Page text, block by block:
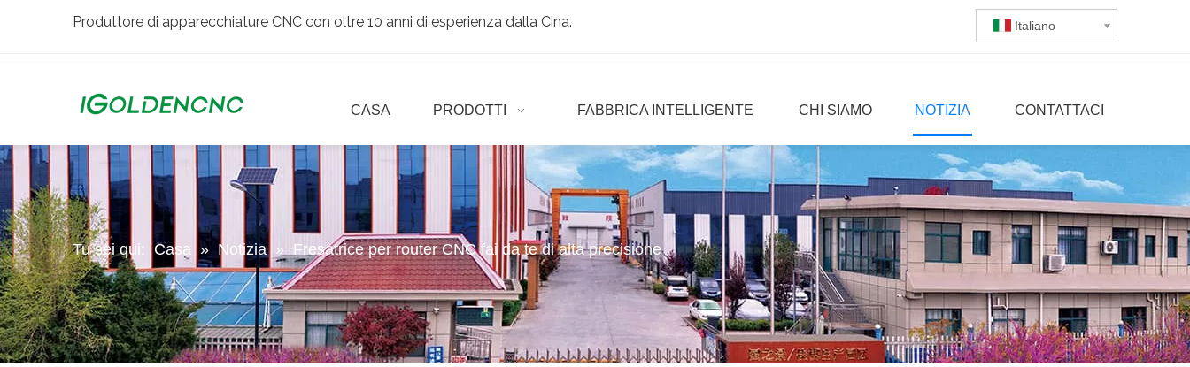
Produttore di apparecchiature CNC con oltre 10 anni di esperienza dalla Cina. Italiano
CASA PRODOTTI FABBRICA INTELLIGENTE CHI SIAMO NOTIZIA CONTATTACI
Tu sei qui: Casa » Notizia » Fresatrice per router CNC fai da te di alta precisione